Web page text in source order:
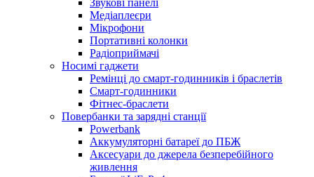
Звукові панелі
Медіаплеєри
Мікрофони
Портативні колонки
Радіоприймачі
Носимі гаджети
Ремінці до смарт-годинників і браслетів
Смарт-годинники
Фітнес-браслети
Повербанки та зарядні станції
Powerbank
Аккумуляторні батареї до ПБЖ
Аксесуари до джерела безперебійного
живлення